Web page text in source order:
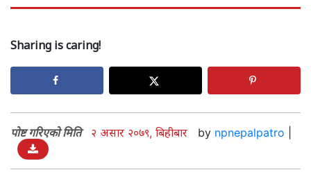
Sharing is caring!
पोष्ट गरिएको मिति २ असार २०७९, बिहीबार by npnepalpatro